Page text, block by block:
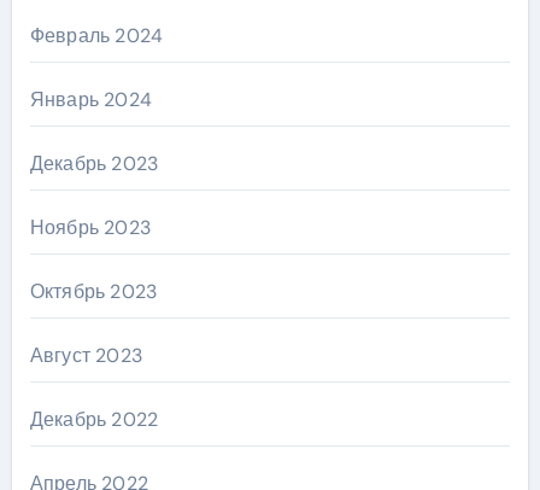
Февраль 2024
Январь 2024
Декабрь 2023
Ноябрь 2023
Октябрь 2023
Август 2023
Декабрь 2022
Апрель 2022